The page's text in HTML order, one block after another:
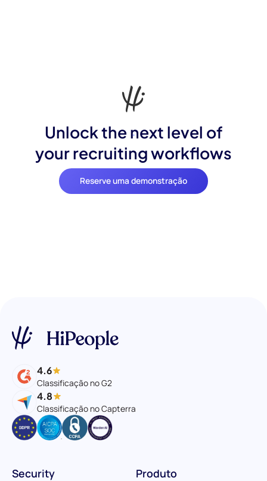
Unlock the next level of
your recruiting workflows
Reserve uma demonstração
4.6
Classificação no G2
4.8
Classificação no Capterra
Produto
Security